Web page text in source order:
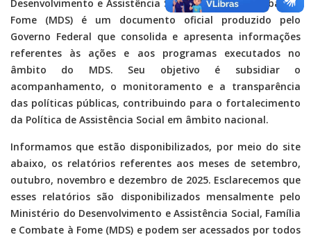
Desenvolvimento e Assistência Social, Família e Combate à
Fome (MDS) é um documento oficial produzido pelo
Governo Federal que consolida e apresenta informações
referentes às ações e aos programas executados no
âmbito do MDS. Seu objetivo é subsidiar o
acompanhamento, o monitoramento e a transparência
das políticas públicas, contribuindo para o fortalecimento
da Política de Assistência Social em âmbito nacional.
Informamos que estão disponibilizados, por meio do site
abaixo, os relatórios referentes aos meses de setembro,
outubro, novembro e dezembro de 2025. Esclarecemos que
esses relatórios são disponibilizados mensalmente pelo
Ministério do Desenvolvimento e Assistência Social, Família
e Combate à Fome (MDS) e podem ser acessados por todos